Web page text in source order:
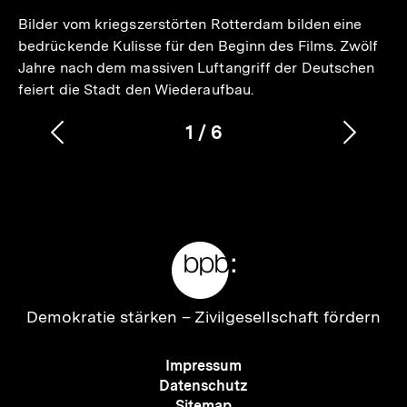
Bilder vom kriegszerstörten Rotterdam bilden eine
bedrückende Kulisse für den Beginn des Films. Zwölf
Jahre nach dem massiven Luftangriff der Deutschen
feiert die Stadt den Wiederaufbau.
Karussellinhalt
1
von
/ 6
Vorherigen
Zur
Demokratie stärken – Zivilgesellschaft fördern
Meta-
Navigation
Impressum
Datenschutz